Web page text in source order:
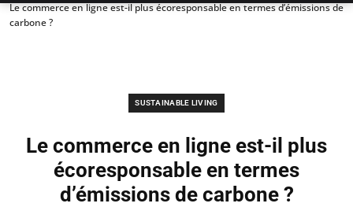
Le commerce en ligne est-il plus écoresponsable en termes d’émissions de
carbone ?
SUSTAINABLE LIVING
Le commerce en ligne est-il plus
écoresponsable en termes
d’émissions de carbone ?